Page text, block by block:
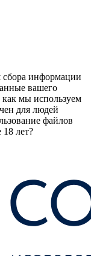
сбора информации
вашего
мы используем
для людей
файлов
18 лет?